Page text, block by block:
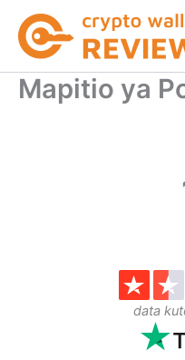
content
Mapitio ya
data